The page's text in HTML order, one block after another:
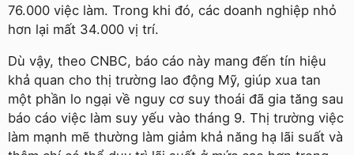
76.000 việc làm. Trong khi đó, các doanh nghiệp nhỏ
hơn lại mất 34.000 vị trí.
Dù vậy, theo CNBC, báo cáo này mang đến tín hiệu
khả quan cho thị trường lao động Mỹ, giúp xua tan
một phần lo ngại về nguy cơ suy thoái đã gia tăng sau
báo cáo việc làm suy yếu vào tháng 9. Thị trường việc
làm mạnh mẽ thường làm giảm khả năng hạ lãi suất và